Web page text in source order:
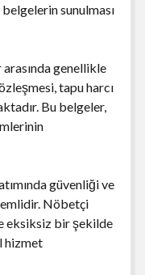
sunulması
genellikle
tapu harcı
Bu belgeler,
güvenliği ve
Nöbetçi
eksiksiz bir şekilde
hizmet